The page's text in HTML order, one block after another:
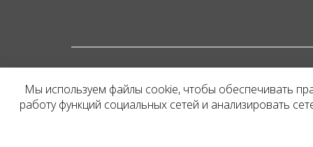
Представленная на
и не является
Мы используем файлы cookie, чтобы обеспечивать
работу функций социальных сетей и анализировать